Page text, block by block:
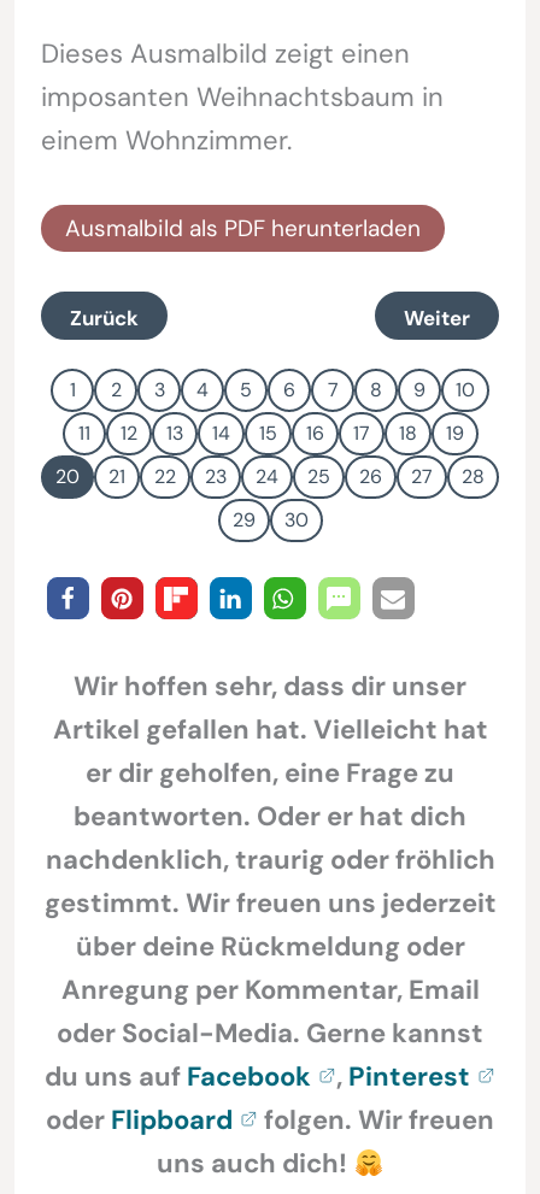
Dieses Ausmalbild zeigt einen
imposanten Weihnachtsbaum in
einem Wohnzimmer.
Ausmalbild als PDF herunterladen
Zurück Weiter
1 2 3 4 5 6 7 8 9
10
11
12 13 14 15 16 17 18
19
20
21 22 23 24 25 26 27
28
29
30
Wir hoffen sehr, dass dir unser
Artikel gefallen hat. Vielleicht hat
er dir geholfen, eine Frage zu
beantworten. Oder er hat dich
nachdenklich, traurig oder fröhlich
gestimmt. Wir freuen uns jederzeit
über deine Rückmeldung oder
Anregung per Kommentar, Email
oder Social-Media. Gerne kannst
du uns auf Facebook , Pinterest
oder Flipboard
folgen. Wir freuen
uns auch dich!